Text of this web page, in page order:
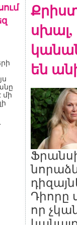
մի
սխալ,
են
Դիորը
որ